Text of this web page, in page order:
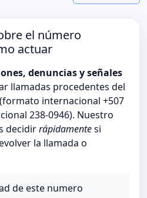
el número
actuar
denuncias y señales
llamadas procedentes del
(formato internacional +507
238-0946). Nuestro
decidirrápidamentesi
la llamada o
de este numero